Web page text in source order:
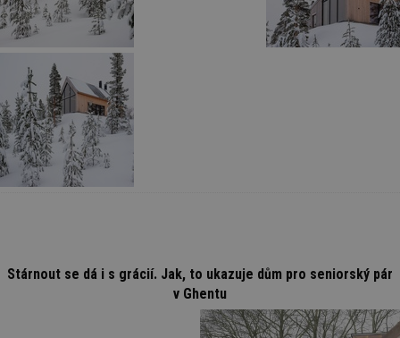
Stárnout se dá i s grácií. Jak, to ukazuje dům pro seniorský pár
v Ghentu